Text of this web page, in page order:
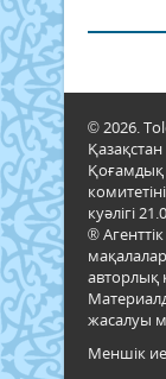
© 2026.
Қоғамдық
куәлігі
®
авторлық
жасалуы
Меншік